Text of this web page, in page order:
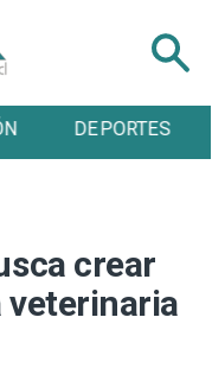
DEPORTES
crear